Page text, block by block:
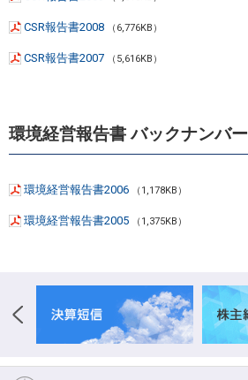
CSR報告書2008 （6,776KB）
CSR報告書2007 （5,616KB）
環境経営報告書 バックナンバー
環境経営報告書2006 （1,178KB）
環境経営報告書2005 （1,375KB）